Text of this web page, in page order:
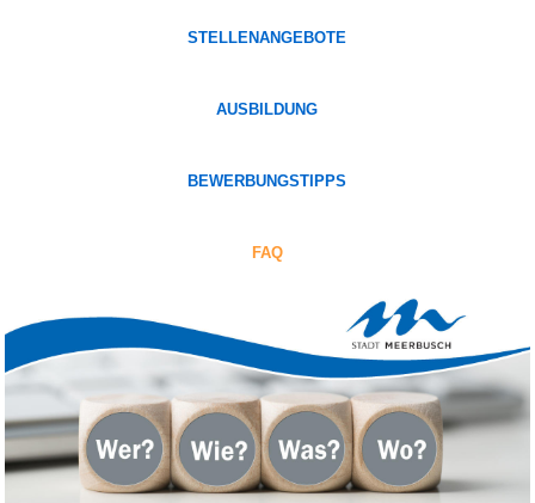
STELLENANGEBOTE
AUSBILDUNG
BEWERBUNGSTIPPS
FAQ